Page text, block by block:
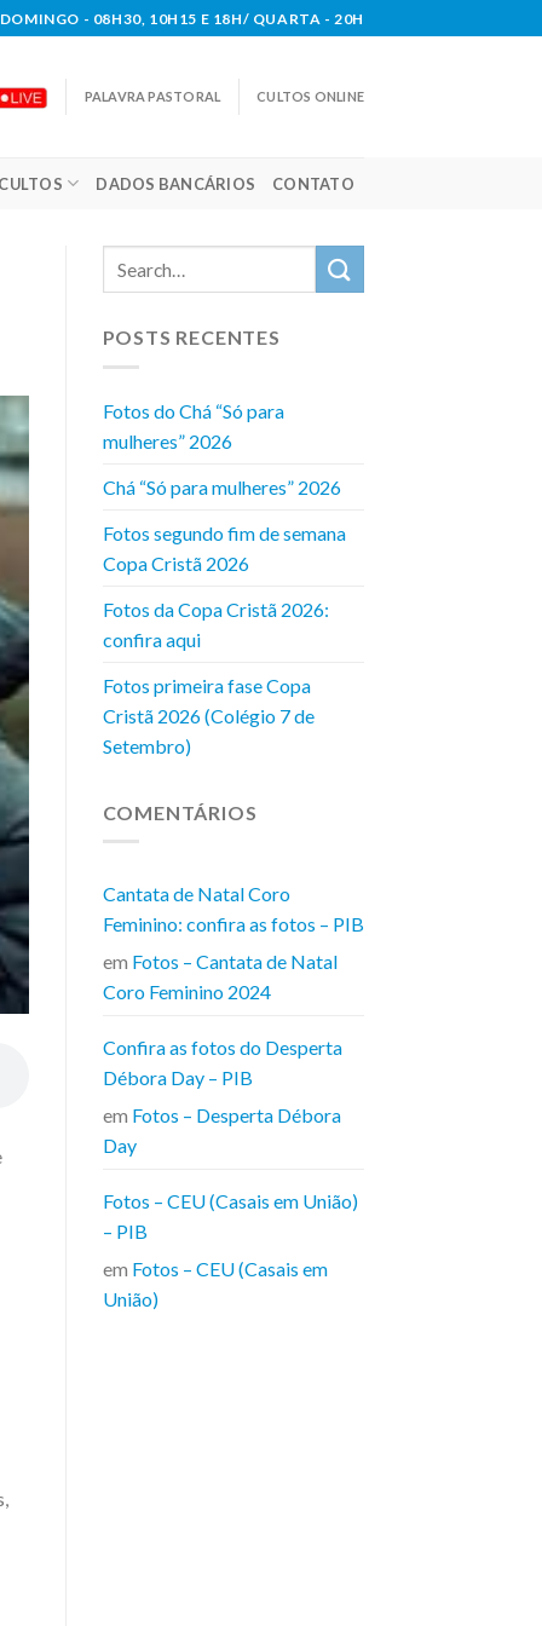
- 08H30, 10H15 E 18H/ QUARTA - 20H
PALAVRA PASTORAL CULTOS ONLINE
CULTOS DADOS BANCÁRIOS CONTATO
POSTS RECENTES
Fotos do Chá “Só para
mulheres” 2026
Chá “Só para mulheres” 2026
Fotos segundo fim de semana
Copa Cristã 2026
Fotos da Copa Cristã 2026:
confira aqui
Fotos primeira fase Copa
Cristã 2026 (Colégio 7 de
Setembro)
COMENTÁRIOS
Cantata de Natal Coro
Feminino: confira as fotos – PIB
em Fotos – Cantata de Natal
Coro Feminino 2024
Confira as fotos do Desperta
Débora Day – PIB
em Fotos – Desperta Débora
Day
Fotos – CEU (Casais em União)
– PIB
em Fotos – CEU (Casais em
União)